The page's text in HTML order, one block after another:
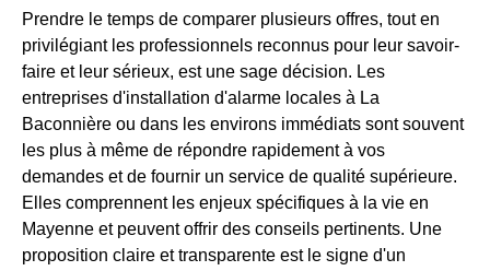
Prendre le temps de comparer plusieurs offres, tout en
privilégiant les professionnels reconnus pour leur savoir-
faire et leur sérieux, est une sage décision. Les
entreprises d'installation d'alarme locales à La
Baconnière ou dans les environs immédiats sont souvent
les plus à même de répondre rapidement à vos
demandes et de fournir un service de qualité supérieure.
Elles comprennent les enjeux spécifiques à la vie en
Mayenne et peuvent offrir des conseils pertinents. Une
proposition claire et transparente est le signe d'un